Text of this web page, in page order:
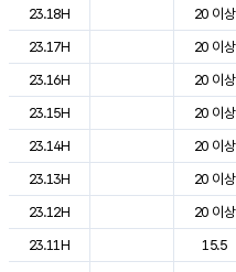
23.18H
20 이상
23.17H
20 이상
23.16H
20 이상
23.15H
20 이상
23.14H
20 이상
23.13H
20 이상
23.12H
20 이상
23.11H
15.5